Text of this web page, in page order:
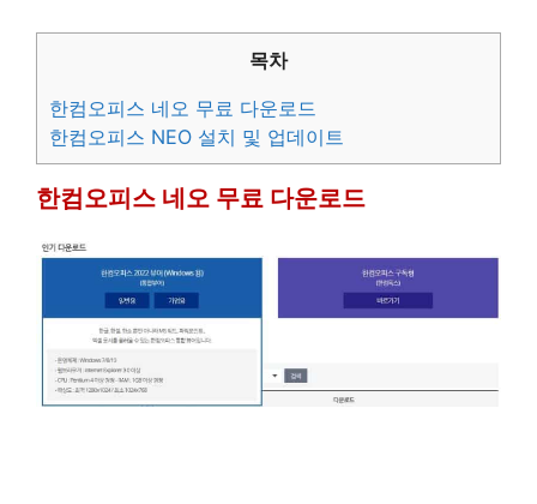
목차
한컴오피스 네오 무료 다운로드
한컴오피스 NEO 설치 및 업데이트
한컴오피스 네오 무료 다운로드